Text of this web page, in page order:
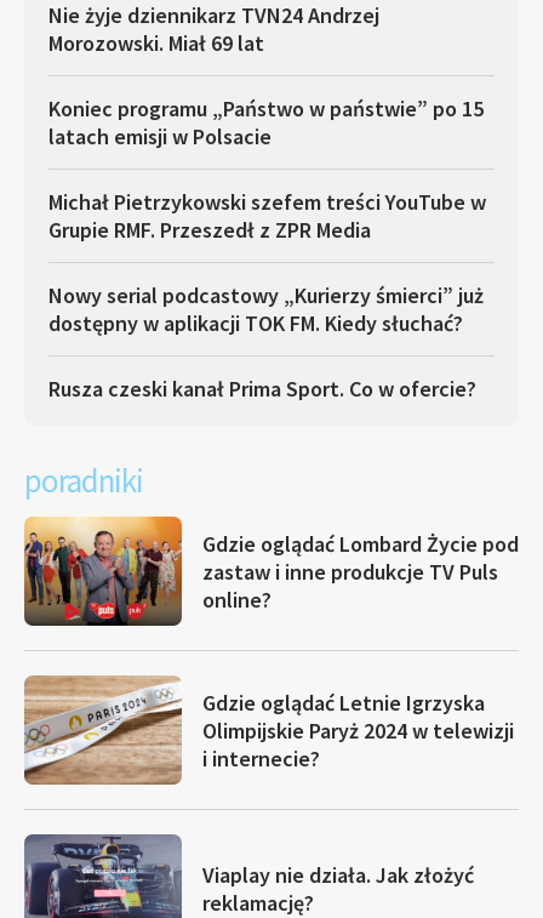
Nie żyje dziennikarz TVN24 Andrzej
Morozowski. Miał 69 lat
Koniec programu „Państwo w państwie” po 15
latach emisji w Polsacie
Michał Pietrzykowski szefem treści YouTube w
Grupie RMF. Przeszedł z ZPR Media
Nowy serial podcastowy „Kurierzy śmierci” już
dostępny w aplikacji TOK FM. Kiedy słuchać?
Rusza czeski kanał Prima Sport. Co w ofercie?
poradniki
Gdzie oglądać Lombard Życie pod
zastaw i inne produkcje TV Puls
online?
Gdzie oglądać Letnie Igrzyska
Olimpijskie Paryż 2024 w telewizji
i internecie?
Viaplay nie działa. Jak złożyć
reklamację?